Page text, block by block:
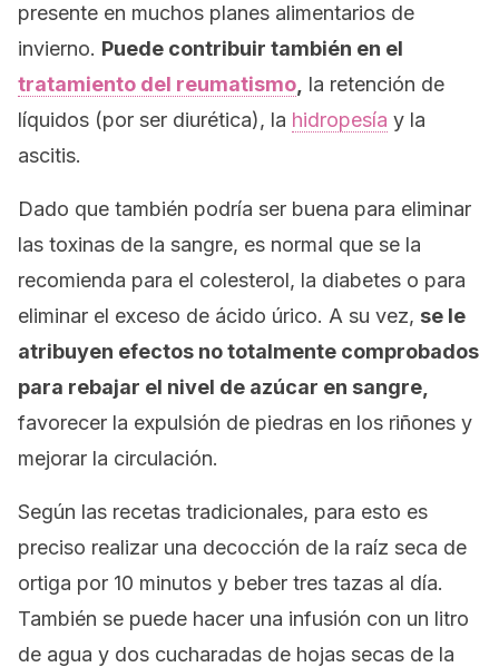
presente en muchos planes alimentarios de
invierno. Puede contribuir también en el
tratamiento del reumatismo la retención de
líquidos (por ser diurética), la hidropesía y la
ascitis.
Dado que también podría ser buena para eliminar
las toxinas de la sangre, es normal que se la
recomienda para el colesterol, la diabetes o para
eliminar el exceso de ácido úrico. A su vez, se le
atribuyen efectos no totalmente comprobados
para rebajar el nivel de azúcar en sangre,
favorecer la expulsión de piedras en los riñones y
mejorar la circulación.
Según las recetas tradicionales, para esto es
preciso realizar una decocción de la raíz seca de
ortiga por 10 minutos y beber tres tazas al día.
También se puede hacer una infusión con un litro
de agua y dos cucharadas de hojas secas de la